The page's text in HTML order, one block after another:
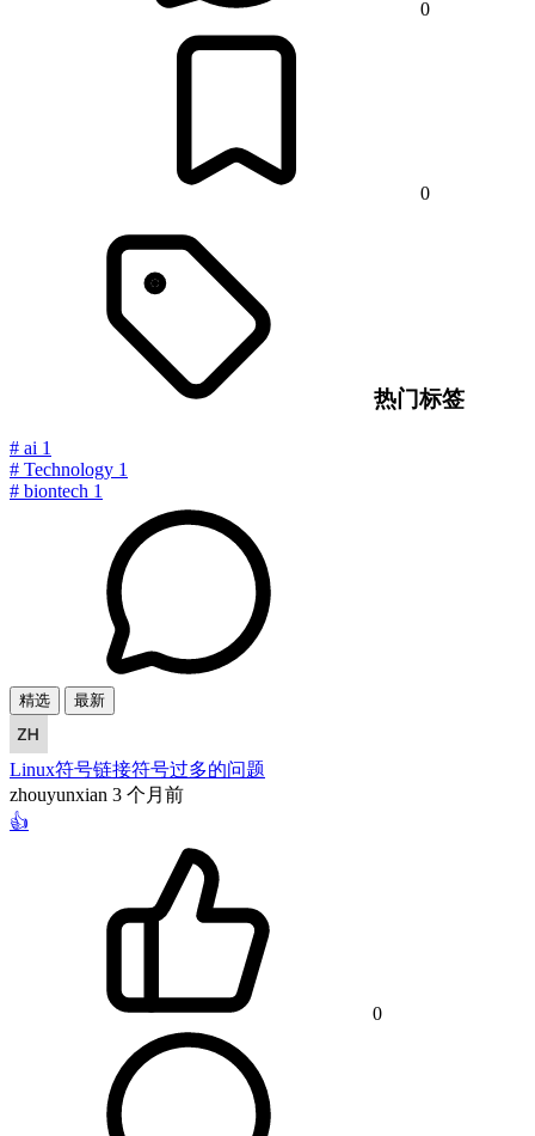
0
0
热门标签
# ai 1
# Technology 1
# biontech 1
精选 最新
Linux符号链接符号过多的问题
zhouyunxian 3 个月前
👍
0